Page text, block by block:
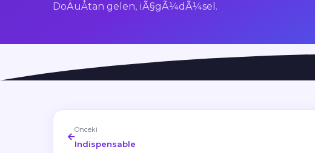
DoÄuÅtan gelen, iÃ§gÃ¼dÃ¼sel.
Önceki
Indispensable